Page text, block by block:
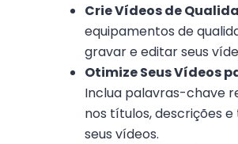
Crie Vídeos de
equipamentos de
gravar e editar seus
Otimize Seus Vídeos
Inclua palavras-chave
nos títulos, descrições e
seus vídeos.